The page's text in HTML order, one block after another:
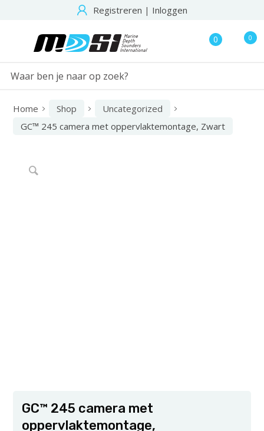
Registreren | Inloggen
0 0
Home Shop
Uncategorized
GC™ 245 camera met oppervlaktemontage, Zwart
GC™ 245 camera met
oppervlaktemontage,